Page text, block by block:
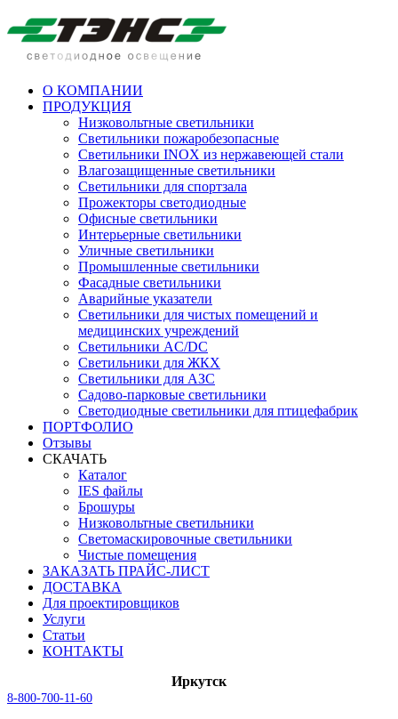
О КОМПАНИИ
ПРОДУКЦИЯ
Низковольтные светильники
Cветильники пожаробезопасные
Светильники INOX из нержавеющей стали
Влагозащищенные светильники
Светильники для спортзала
Прожекторы светодиодные
Офисные светильники
Интерьерные светильники
Уличные светильники
Промышленные светильники
Фасадные светильники
Аварийные указатели
Светильники для чистых помещений и
медицинских учреждений
Светильники AC/DC
Светильники для ЖКХ
Светильники для АЗС
Садово-парковые светильники
Светодиодные светильники для птицефабрик
ПОРТФОЛИО
Отзывы
СКАЧАТЬ
Каталог
IES файлы
Брошуры
Низковольтные светильники
Светомаскировочные светильники
Чистые помещения
ЗАКАЗАТЬ ПРАЙС-ЛИСТ
ДОСТАВКА
Для проектировщиков
Услуги
Статьи
КОНТАКТЫ
Иркутск
8-800-700-11-60